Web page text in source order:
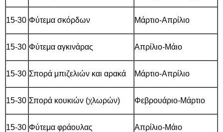
15-30 Φύτεμα σκόρδων Μάρτιο-Απρίλιο
15-30 Φύτεμα αγκινάρας Απρίλιο-Μάιο
15-30 Σπορά μπιζελιών και αρακά Μάρτιο-Απρίλιο
15-30 Σπορά κουκιών (χλωρών) Φεβρουάριο-Μάρτιο
15-30 Φύτεμα φράουλας Απρίλιο-Μάιο